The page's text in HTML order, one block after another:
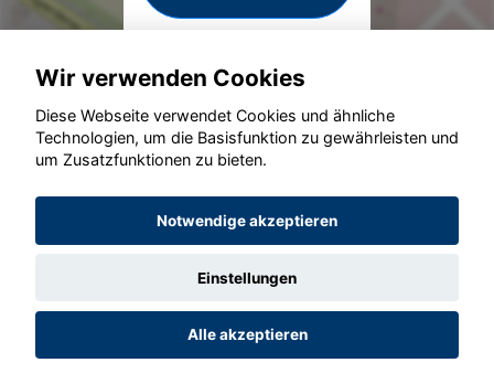
© konjunkturmotor.de GmbH 2020 - 2026
Wir verwenden Cookies
Diese Webseite verwendet Cookies und ähnliche
Technologien, um die Basisfunktion zu gewährleisten und
um Zusatzfunktionen zu bieten.
Notwendige akzeptieren
Einstellungen
Alle akzeptieren